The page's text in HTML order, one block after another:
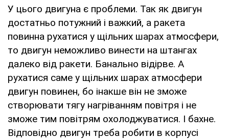
У цього двигуна є проблеми. Так як двигун
достатньо потужний і важкий, а ракета
повинна рухатися у щільних шарах атмосфери,
то двигун неможливо винести на штангах
далеко від ракети. Банально відірве. А
рухатися саме у щільних шарах атмосфери
двигун повинен, бо інакше він не зможе
створювати тягу нагріванням повітря і не
зможе тим повітрям охолоджуватися. І бахне.
Відповідно двигун треба робити в корпусі